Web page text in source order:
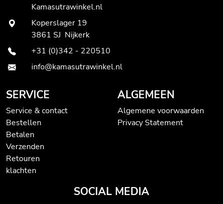
Kamasutrawinkel.nl
Koperslager 19
3861 SJ Nijkerk
+31 (0)342 - 220510
info@kamasutrawinkel.nl
SERVICE
Service & contact
Bestellen
Betalen
Verzenden
Retouren
klachten
ALGEMEEN
Algemene voorwaarden
Privacy Statement
SOCIAL MEDIA